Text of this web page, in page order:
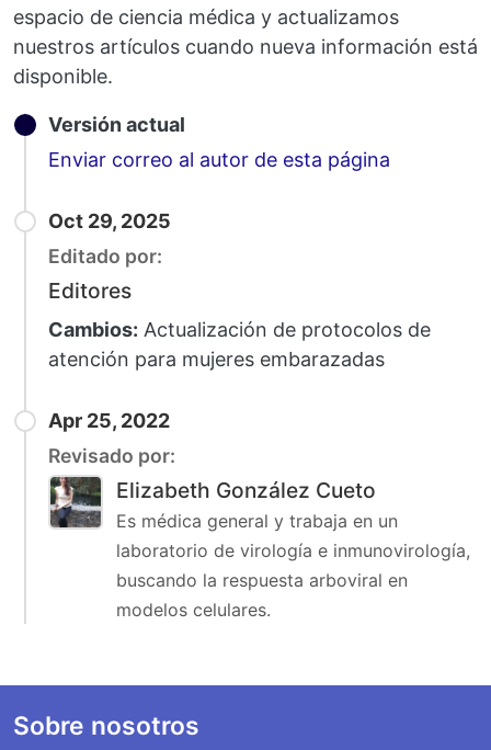
espacio de ciencia médica y actualizamos
nuestros artículos cuando nueva información está
disponible.
Versión actual
Enviar correo al autor de esta página
Oct 29, 2025
Editado por:
Editores
Cambios: Actualización de protocolos de
atención para mujeres embarazadas
Apr 25, 2022
Revisado por:
Elizabeth González Cueto
Es médica general y trabaja en un
laboratorio de virología e inmunovirología,
buscando la respuesta arboviral en
modelos celulares.
Footer
Sobre nosotros